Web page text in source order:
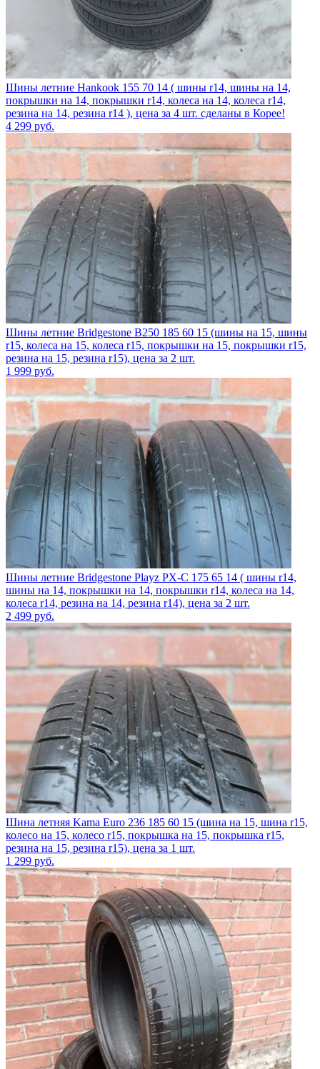
Шины летние Hankook 155 70 14 ( шины r14, шины на 14,
покрышки на 14, покрышки r14, колеса на 14, колеса r14,
резина на 14, резина r14 ), цена за 4 шт. сделаны в Корее!
4 299 руб.
Шины летние Bridgestone B250 185 60 15 (шины на 15, шины
r15, колеса на 15, колеса r15, покрышки на 15, покрышки r15,
резина на 15, резина r15), цена за 2 шт.
1 999 руб.
Шины летние Bridgestone Playz PX-C 175 65 14 ( шины r14,
шины на 14, покрышки на 14, покрышки r14, колеса на 14,
колеса r14, резина на 14, резина r14), цена за 2 шт.
2 499 руб.
Шина летняя Kama Euro 236 185 60 15 (шина на 15, шина r15,
колесо на 15, колесо r15, покрышка на 15, покрышка r15,
резина на 15, резина r15), цена за 1 шт.
1 299 руб.